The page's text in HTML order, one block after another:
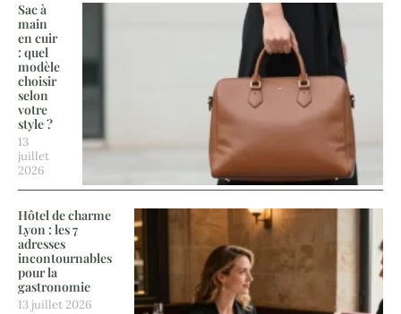
Sac à
main
en cuir
: quel
modèle
choisir
selon
votre
style ?
13
juillet
2026
Hôtel de charme
Lyon : les 7
adresses
incontournables
pour la
gastronomie
13 juillet 2026